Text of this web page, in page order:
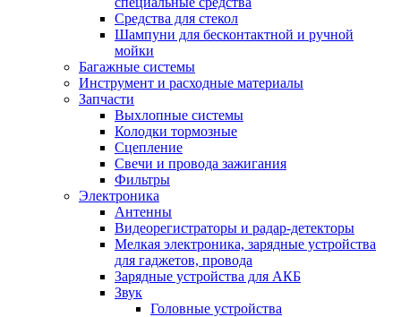
Средства для стекол
Шампуни для бесконтактной и ручной
мойки
Багажные системы
Инструмент и расходные материалы
Запчасти
Выхлопные системы
Колодки тормозные
Сцепление
Свечи и провода зажигания
Фильтры
Электроника
Антенны
Видеорегистраторы и радар-детекторы
Мелкая электроника, зарядные устройства
для гаджетов, провода
Зарядные устройства для АКБ
Звук
Головные устройства